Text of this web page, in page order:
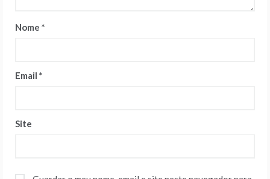
Nome *
Email *
Site